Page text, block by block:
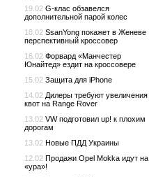
19.02 G-клас обзавелся
дополнительной парой колес
18.02 SsanYong покажет в Женеве
перспективный кроссовер
16.02 Форвард «Манчестер
Юнайтед» ездит на кроссовере
15.02 Защита для iPhone
14.02 Дилеры требуют увеличения
квот на Range Rover
13.02 VW подготовил up! к плохим
дорогам
13.02 Новые ПДД Украины
12.02 Продажи Opel Mokka идут на
«ура»!